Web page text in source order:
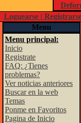
Loguearse |
Menu
Menu principal:
Inicio
Registrate
FAQ: ¿Tienes
problemas?
Ver noticias anteriores
Buscar en la web
Temas
Ponme en Favoritos
Pagina de Inicio